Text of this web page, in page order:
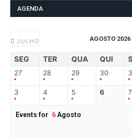
AGENDA
JULHO AGOSTO 2026
SEG TER QUA QUI
27 28 29 30
3 4 5 6 7
Events for 6Agosto